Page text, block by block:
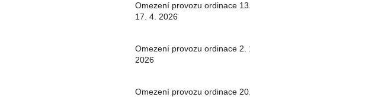
Omezení provozu ordinace 13. -
17. 4. 2026
Omezení provozu ordinace 2. 1.
2026
Omezení provozu ordinace 20.